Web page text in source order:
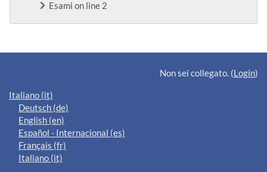
Esami on line 2
Blocchi supplementari
Non sei collegato. (Login)
Italiano ‎(it)‎
Deutsch ‎(de)‎
English ‎(en)‎
Español - Internacional ‎(es)‎
Français ‎(fr)‎
Italiano ‎(it)‎